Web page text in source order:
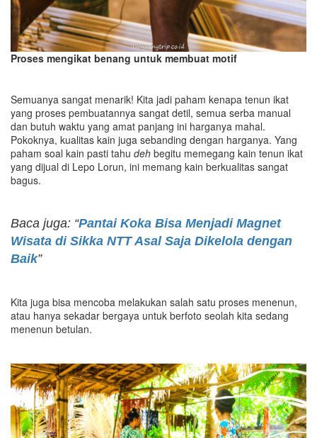
Proses mengikat benang untuk membuat motif
Semuanya sangat menarik! Kita jadi paham kenapa tenun ikat
yang proses pembuatannya sangat detil, semua serba manual
dan butuh waktu yang amat panjang ini harganya mahal.
Pokoknya, kualitas kain juga sebanding dengan harganya. Yang
paham soal kain pasti tahu deh begitu memegang kain tenun ikat
yang dijual di Lepo Lorun, ini memang kain berkualitas sangat
bagus.
Baca juga: “Pantai Koka Bisa Menjadi Magnet
Wisata di Sikka NTT Asal Saja Dikelola dengan
Baik”
Kita juga bisa mencoba melakukan salah satu proses menenun,
atau hanya sekadar bergaya untuk berfoto seolah kita sedang
menenun betulan.